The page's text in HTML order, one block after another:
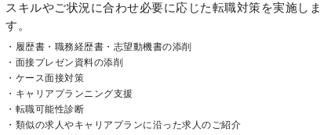
スキルやご状況に合わせ必要に応じた転職対策を実施しま
す。
・履歴書・職務経歴書・志望動機書の添削
・面接プレゼン資料の添削
・ケース面接対策
・キャリアプランニング支援
・転職可能性診断
・類似の求人やキャリアプランに沿った求人のご紹介